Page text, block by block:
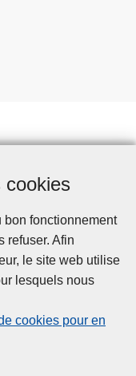
cookies
fonctionnement
refuser. Afin
le site web utilise
lesquels nous
cookies pour en